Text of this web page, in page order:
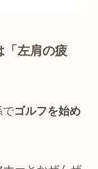
「左肩の疲
でゴルフを始め